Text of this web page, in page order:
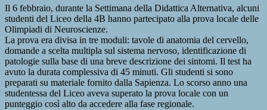
Il 6 febbraio, durante la Settimana della Didattica Alternativa, alcuni
studenti del Liceo della 4B hanno partecipato alla prova locale delle
Olimpiadi di Neuroscienze.
La prova era divisa in tre moduli: tavole di anatomia del cervello,
domande a scelta multipla sul sistema nervoso, identificazione di
patologie sulla base di una breve descrizione dei sintomi. Il test ha
avuto la durata complessiva di 45 minuti. Gli studenti si sono
preparati su materiale fornito dalla Sapienza. Lo scorso anno una
studentessa del Liceo aveva superato la prova locale con un
punteggio così alto da accedere alla fase regionale.